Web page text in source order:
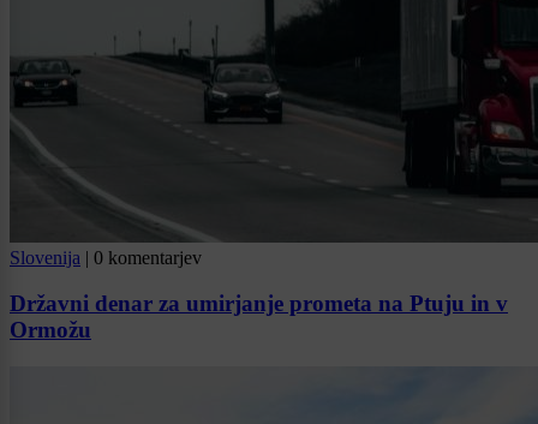
Slovenija | 0 komentarjev
Državni denar za umirjanje prometa na Ptuju in v
Ormožu